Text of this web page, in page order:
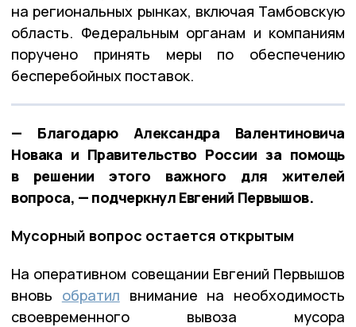
на региональных рынках, включая Тамбовскую
область. Федеральным органам и компаниям
поручено принять меры по обеспечению
бесперебойных поставок.
— Благодарю Александра Валентиновича
Новака и Правительство России за помощь
в решении этого важного для жителей
вопроса, — подчеркнул Евгений Первышов.
Мусорный вопрос остается открытым
На оперативном совещании Евгений Первышов
вновь обратил внимание на необходимость
своевременного вывоза мусора